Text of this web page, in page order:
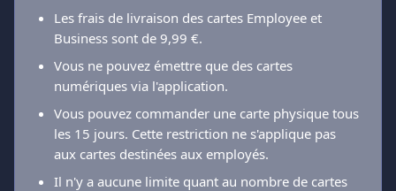
Les frais de livraison des cartes Employee et
Business sont de 9,99 €.
Vous ne pouvez émettre que des cartes
numériques via l'application.
Vous pouvez commander une carte physique tous
les 15 jours. Cette restriction ne s'applique pas
aux cartes destinées aux employés.
Il n'y a aucune limite quant au nombre de cartes